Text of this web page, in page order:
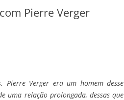
Pierre Verger
Pierre Verger era um homem desse
uma relação prolongada, dessas que